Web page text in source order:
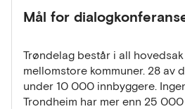
Mål for
Trøndelag består i all
mellomstore kommuner. 28 av
under 10 000 innbyggere.
Trondheim har mer enn 25